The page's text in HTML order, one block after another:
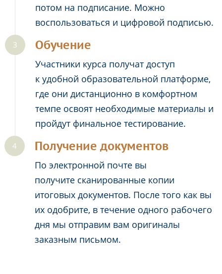
потом на подписание. Можно
воспользоваться и цифровой подписью.
Обучение
Участники курса получат доступ
к удобной образовательной платформе,
где они дистанционно в комфортном
темпе освоят необходимые материалы и
пройдут финальное тестирование.
Получение документов
По электронной почте вы
получите сканированные копии
итоговых документов. После того как вы
их одобрите, в течение одного рабочего
дня мы отправим вам оригиналы
заказным письмом.